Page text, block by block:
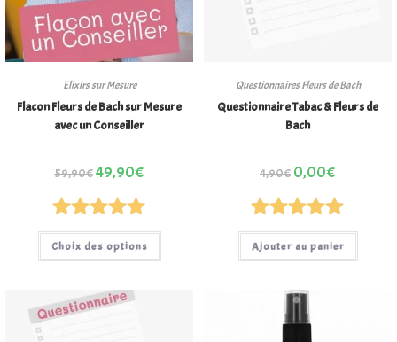
Elixirs sur Mesure
Flacon Fleurs de Bach sur Mesure
avec un Conseiller
59,90€ 49,90€
Note5.00
sur 5
Choix des options
Questionnaires Fleurs de Bach
Questionnaire Tabac & Fleurs de
Bach
4,90€ 0,00€
Note5.00
sur 5
Ajouter au panier